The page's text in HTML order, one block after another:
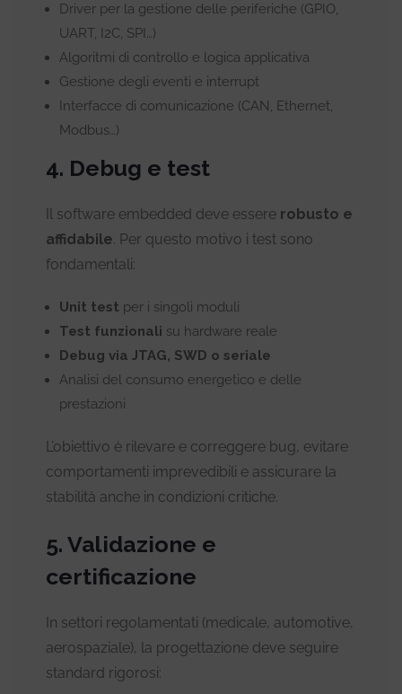
Driver per la gestione delle periferiche (GPIO,
UART, I2C, SPI…)
Algoritmi di controllo e logica applicativa
Gestione degli eventi e interrupt
Interfacce di comunicazione (CAN, Ethernet,
Modbus…)
4. Debug e test
Il software embedded deve essere robusto e
affidabile. Per questo motivo i test sono
fondamentali:
Unit test per i singoli moduli
Test funzionali su hardware reale
Debug via JTAG, SWD o seriale
Analisi del consumo energetico e delle
prestazioni
L’obiettivo è rilevare e correggere bug, evitare
comportamenti imprevedibili e assicurare la
stabilità anche in condizioni critiche.
5. Validazione e
certificazione
In settori regolamentati (medicale, automotive,
aerospaziale), la progettazione deve seguire
standard rigorosi: